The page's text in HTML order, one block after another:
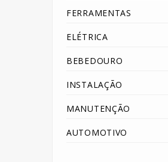
FERRAMENTAS
ELÉTRICA
BEBEDOURO
INSTALAÇÃO
MANUTENÇÃO
AUTOMOTIVO